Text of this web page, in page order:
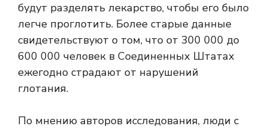
будут разделять лекарство, чтобы его было
легче проглотить. Более старые данные
свидетельствуют о том, что от 300 000 до
600 000 человек в Соединенных Штатах
ежегодно страдают от нарушений
глотания.
По мнению авторов исследования, люди с